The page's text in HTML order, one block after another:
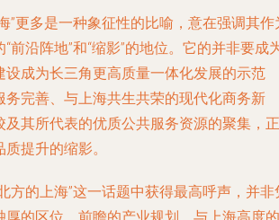
”更多是一种象征性的比喻，意在强调其作
前沿阵地”和“缩影”的地位。它的并非要成
设成为长三角更高质量一体化发展的示范
务完善、与上海共生共荣的现代化商务新
及其所代表的优质公共服务资源的聚集，正
提升的缩影。
方的上海”这一话题中获得最高呼声，并非